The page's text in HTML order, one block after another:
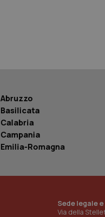
Abruzzo
Basilicata
Calabria
Campania
Emilia-Romagna
Sede legale
Via della
_ga_KM60CM4NPH